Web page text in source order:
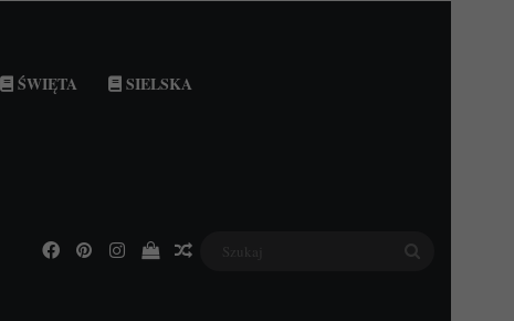
ŚWIĘTA SIELSKA
Facebook
PinterestInstagramPodejrzyj swój koszyk
Losowy wpis